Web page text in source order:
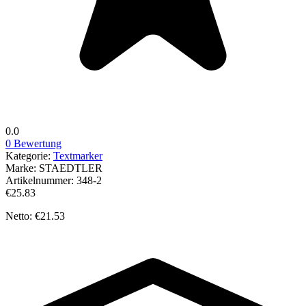
0.0
0 Bewertung
Kategorie: Textmarker
Marke: STAEDTLER
Artikelnummer: 348-2
€25.83
Netto: €21.53